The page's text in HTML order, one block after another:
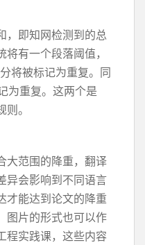
，即知网检测到的总
有一个段落阈值，
将被标记为重复。同
为重复。这两个是
。
大范围的降重，翻译
异会影响到不同语言
才能达到论文的降重
图片的形式也可以作
程实践课，这些内容